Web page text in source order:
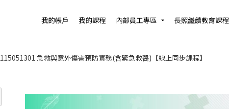
我的帳戶 我的課程 內部員工專區 長照繼續教育課程
115051301 急救與意外傷害預防實務(含緊急救醫)【線上同步課程】